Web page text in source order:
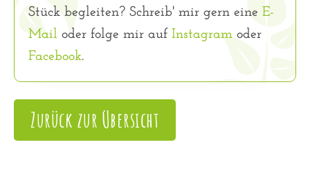
Stück begleiten? Schreib' mir gern eine E-
Mail oder folge mir auf Instagram oder
Facebook.
Zurück zur Übersicht